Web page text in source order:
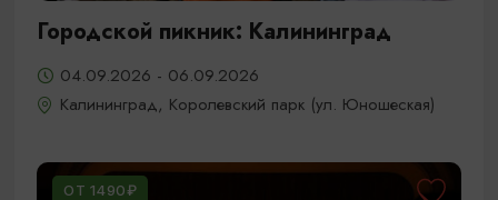
Городской пикник: Калининград
04.09.2026 - 06.09.2026
Калининград, Королевский парк (ул. Юношеская)
ОТ 1490₽